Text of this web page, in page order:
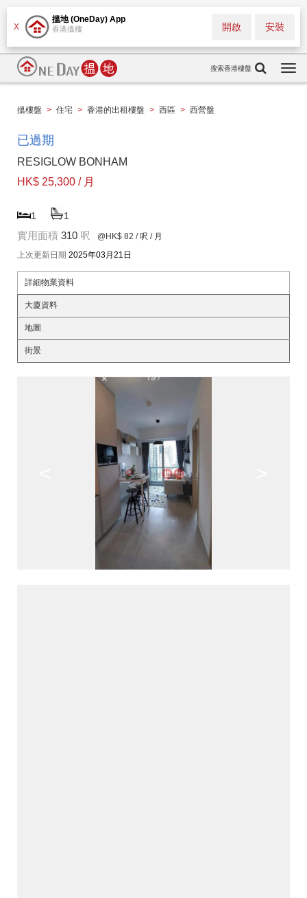
X
搵地 (OneDay) App
香港搵樓 安裝
開啟
搜索香港樓盤
搵樓盤 > 住宅 > 香港的出租樓盤 > 西區 > 西營盤
已過期
RESIGLOW BONHAM
HK$ 25,300 / 月
1 1
實用面積 310 呎 @HK$ 82 / 呎 / 月
上次更新日期 2025年03月21日
詳細物業資料
大廈資料
地圖
街景